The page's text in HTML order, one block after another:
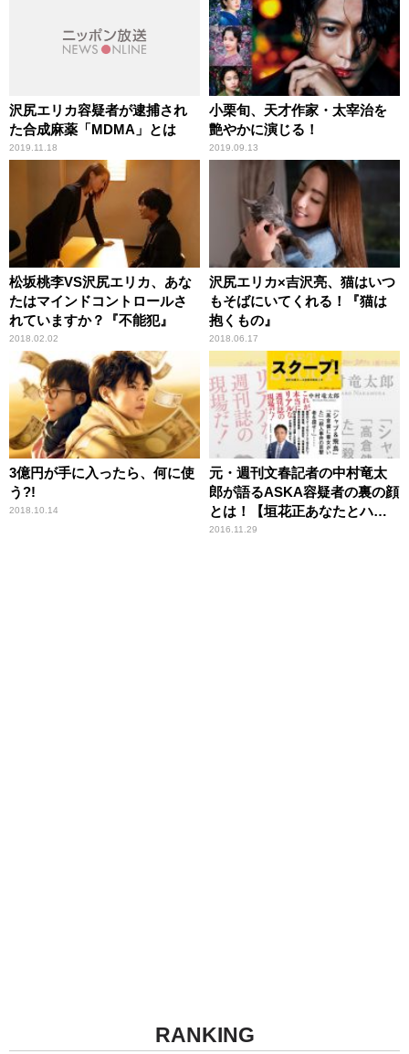
沢尻エリカ容疑者が逮捕され
た合成麻薬「MDMA」とは
2019.11.18
小栗旬、天才作家・太宰治を
艶やかに演じる！
2019.09.13
松坂桃李VS沢尻エリカ、あな
たはマインドコントロールさ
れていますか？『不能犯』
2018.02.02
沢尻エリカ×吉沢亮、猫はいつ
もそばにいてくれる！『猫は
抱くもの』
2018.06.17
3億円が手に入ったら、何に使
う?!
2018.10.14
元・週刊文春記者の中村竜太
郎が語るASKA容疑者の裏の顔
とは！【垣花正あなたとハッ
ピー！】
2016.11.29
RANKING